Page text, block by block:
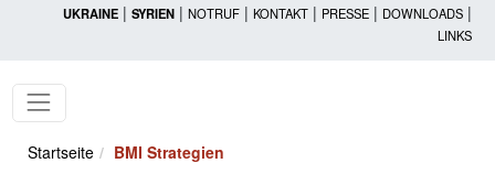
UKRAINE | SYRIEN | NOTRUF | KONTAKT | PRESSE | DOWNLOADS |
LINKS
Startseite BMI Strategien